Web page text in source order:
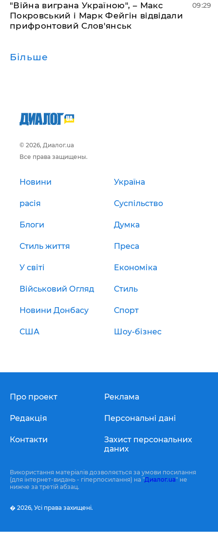
"Війна виграна Україною", – Макс
Покровський і Марк Фейгін відвідали
прифронтовий Слов'янськ
09:29
Більше
© 2026, Диалог.ua
Все права защищены.
Новини Україна
расія Суспільство
Блоги Думка
Стиль життя Преса
У світі Економіка
Військовий Огляд Стиль
Новини Донбасу Спорт
США Шоу-бізнес
Про проект
Редакція
Контакти
Реклама
Персональні дані
Захист персональних
даних
Використання матеріалів дозволяється за умови посилання
(для інтернет-видань - гіперпосилання) на "Диалог.ua" не
нижче за третій абзац.
� 2026, Усі права захищені.